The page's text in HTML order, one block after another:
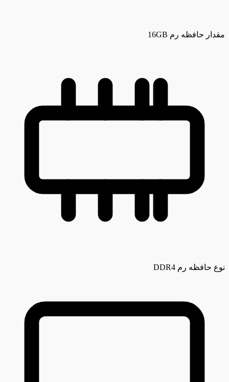
مقدار حافظه رم 16GB
نوع حافظه رم DDR4